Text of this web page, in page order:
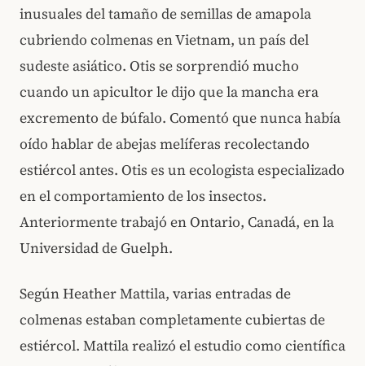
inusuales del tamaño de semillas de amapola
cubriendo colmenas en Vietnam, un país del
sudeste asiático. Otis se sorprendió mucho
cuando un apicultor le dijo que la mancha era
excremento de búfalo. Comentó que nunca había
oído hablar de abejas melíferas recolectando
estiércol antes. Otis es un ecologista especializado
en el comportamiento de los insectos.
Anteriormente trabajó en Ontario, Canadá, en la
Universidad de Guelph.
Según Heather Mattila, varias entradas de
colmenas estaban completamente cubiertas de
estiércol. Mattila realizó el estudio como científica